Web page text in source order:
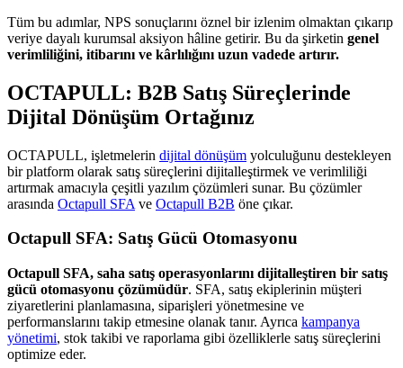
Tüm bu adımlar, NPS sonuçlarını öznel bir izlenim olmaktan çıkarıp
veriye dayalı kurumsal aksiyon hâline getirir. Bu da şirketin genel
verimliliğini, itibarını ve kârlılığını uzun vadede artırır.
OCTAPULL: B2B Satış Süreçlerinde
Dijital Dönüşüm Ortağınız
OCTAPULL, işletmelerin dijital dönüşüm yolculuğunu destekleyen
bir platform olarak satış süreçlerini dijitalleştirmek ve verimliliği
artırmak amacıyla çeşitli yazılım çözümleri sunar. Bu çözümler
arasında Octapull SFA ve Octapull B2B öne çıkar.
Octapull SFA: Satış Gücü Otomasyonu
Octapull SFA, saha satış operasyonlarını dijitalleştiren bir satış
gücü otomasyonu çözümüdür. SFA, satış ekiplerinin müşteri
ziyaretlerini planlamasına, siparişleri yönetmesine ve
performanslarını takip etmesine olanak tanır. Ayrıca kampanya
yönetimi, stok takibi ve raporlama gibi özelliklerle satış süreçlerini
optimize eder.